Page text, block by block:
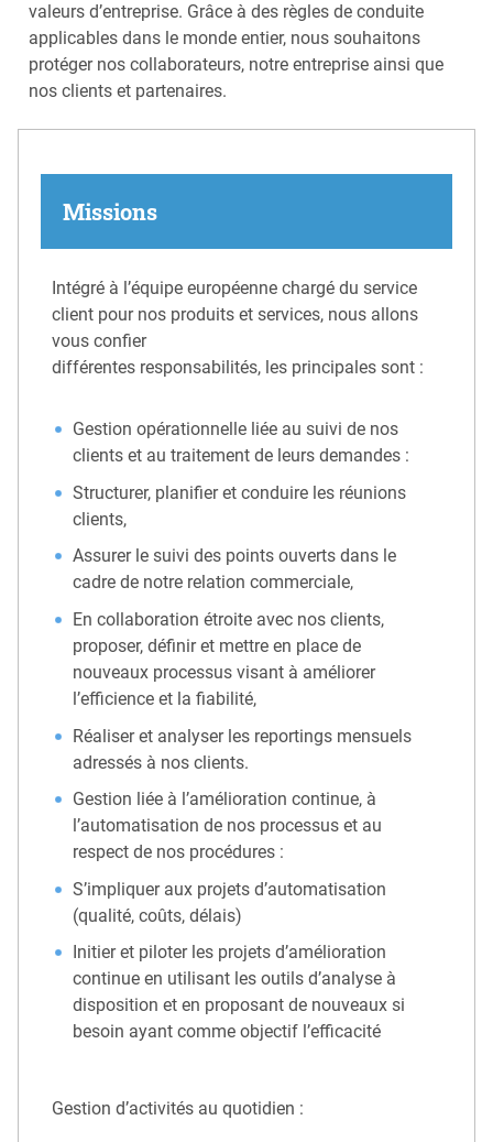
valeurs d’entreprise. Grâce à des règles de conduite
applicables dans le monde entier, nous souhaitons
protéger nos collaborateurs, notre entreprise ainsi que
nos clients et partenaires.
Missions
Intégré à l’équipe européenne chargé du service
client pour nos produits et services, nous allons
vous confier
différentes responsabilités, les principales sont :
Gestion opérationnelle liée au suivi de nos
clients et au traitement de leurs demandes :
Structurer, planifier et conduire les réunions
clients,
Assurer le suivi des points ouverts dans le
cadre de notre relation commerciale,
En collaboration étroite avec nos clients,
proposer, définir et mettre en place de
nouveaux processus visant à améliorer
l’efficience et la fiabilité,
Réaliser et analyser les reportings mensuels
adressés à nos clients.
Gestion liée à l’amélioration continue, à
l’automatisation de nos processus et au
respect de nos procédures :
S’impliquer aux projets d’automatisation
(qualité, coûts, délais)
Initier et piloter les projets d’amélioration
continue en utilisant les outils d’analyse à
disposition et en proposant de nouveaux si
besoin ayant comme objectif l’efficacité
Gestion d’activités au quotidien :